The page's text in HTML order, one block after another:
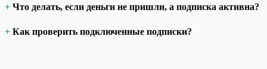
Что делать, если деньги не пришли, а подписка активна?
Как проверить подключенные подписки?